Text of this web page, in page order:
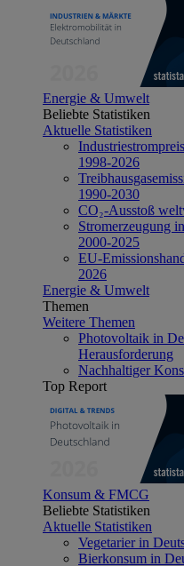
Energie & Umwelt
Beliebte Statistiken
Aktuelle Statistiken
1998-2026
1990-2030
CO₂-Ausstoß
Stromerzeugung
2000-2025
EU-
2026
Energie & Umwelt
Themen
Weitere Themen
Photovoltaik in
Herausforderung
Nachhaltiger
Top Report
Konsum & FMCG
Beliebte Statistiken
Aktuelle Statistiken
Vegetarier in
Bierkonsum in